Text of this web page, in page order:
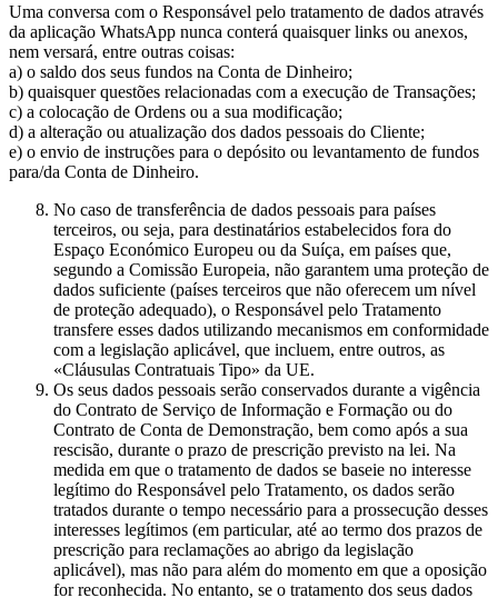
Uma conversa com o Responsável pelo tratamento de dados através
da aplicação WhatsApp nunca conterá quaisquer links ou anexos,
nem versará, entre outras coisas:
a) o saldo dos seus fundos na Conta de Dinheiro;
b) quaisquer questões relacionadas com a execução de Transações;
c) a colocação de Ordens ou a sua modificação;
d) a alteração ou atualização dos dados pessoais do Cliente;
e) o envio de instruções para o depósito ou levantamento de fundos
para/da Conta de Dinheiro.
No caso de transferência de dados pessoais para países
terceiros, ou seja, para destinatários estabelecidos fora do
Espaço Económico Europeu ou da Suíça, em países que,
segundo a Comissão Europeia, não garantem uma proteção de
dados suficiente (países terceiros que não oferecem um nível
de proteção adequado), o Responsável pelo Tratamento
transfere esses dados utilizando mecanismos em conformidade
com a legislação aplicável, que incluem, entre outros, as
«Cláusulas Contratuais Tipo» da UE.
Os seus dados pessoais serão conservados durante a vigência
do Contrato de Serviço de Informação e Formação ou do
Contrato de Conta de Demonstração, bem como após a sua
rescisão, durante o prazo de prescrição previsto na lei. Na
medida em que o tratamento de dados se baseie no interesse
legítimo do Responsável pelo Tratamento, os dados serão
tratados durante o tempo necessário para a prossecução desses
interesses legítimos (em particular, até ao termo dos prazos de
prescrição para reclamações ao abrigo da legislação
aplicável), mas não para além do momento em que a oposição
for reconhecida. No entanto, se o tratamento dos seus dados